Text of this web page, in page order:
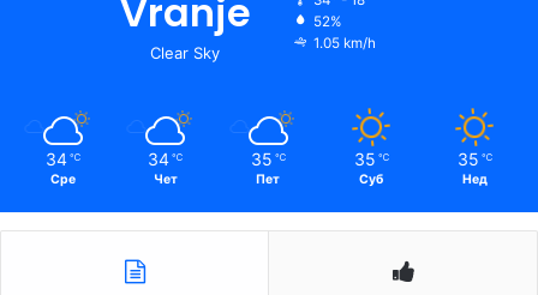
Vranje
Clear Sky
52%
1.05 km/h
34 ℃
Сре
34 ℃
Чет
35 ℃
Пет
35 ℃
Суб
35 ℃
Нед